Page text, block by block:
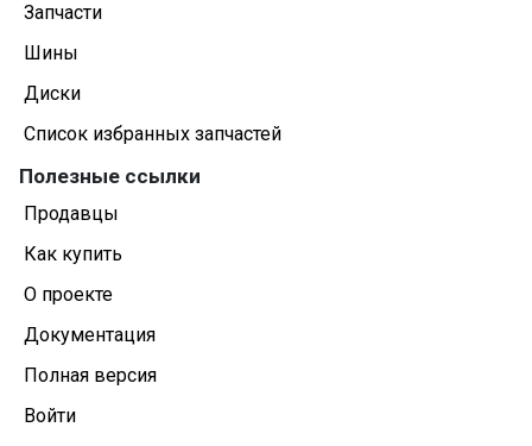
Запчасти
Шины
Диски
Список избранных запчастей
Полезные ссылки
Продавцы
Как купить
О проекте
Документация
Полная версия
Войти